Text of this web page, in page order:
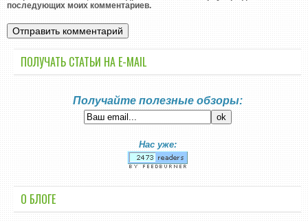
последующих моих комментариев.
ПОЛУЧАТЬ СТАТЬИ НА E-MАIL
Получайте полезные обзоры:
Нас уже:
О БЛОГЕ